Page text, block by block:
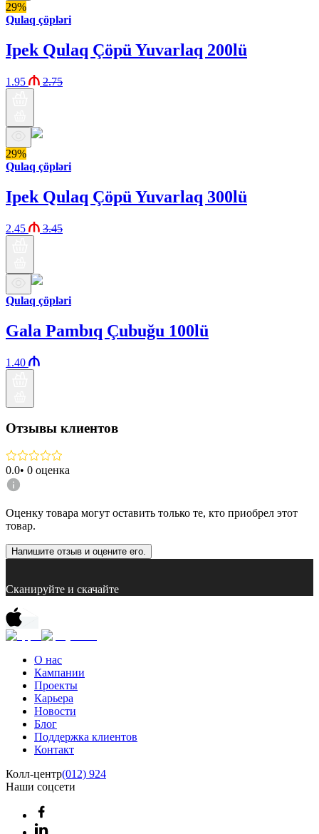
29%
Qulaq çöpləri
Ipek Qulaq Çöpü Yuvarlaq 200lü
1.95 2.75
29%
Qulaq çöpləri
Ipek Qulaq Çöpü Yuvarlaq 300lü
2.45 3.45
Qulaq çöpləri
Gala Pambıq Çubuğu 100lü
1.40
Отзывы клиентов
0.0• 0 оценка
Оценку товара могут оставить только те, кто приобрел этот
товар.
Напишите отзыв и оцените его.
Сканируйте и скачайте
О нас
Кампании
Проекты
Карьера
Новости
Блог
Поддержка клиентов
Контакт
Колл-центр(012) 924
Наши соцсети